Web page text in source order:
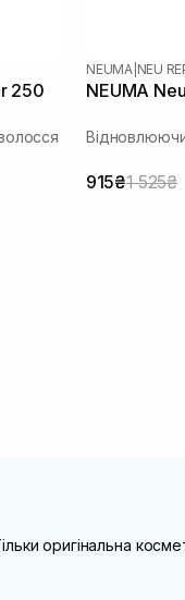
250
NEUMA NEU
NEUMA
915₴1 525₴
оригінальна